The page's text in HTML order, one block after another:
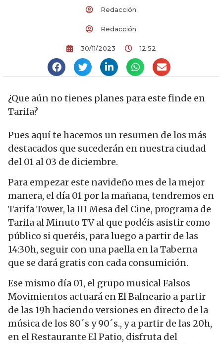
Redacción
Redacción
30/11/2023 12:52
¿Que aún no tienes planes para este finde en
Tarifa?
Pues aquí te hacemos un resumen de los más
destacados que sucederán en nuestra ciudad
del 01 al 03 de diciembre.
Para empezar este navideño mes de la mejor
manera, el día 01 por la mañana, tendremos en
Tarifa Tower, la III Mesa del Cine, programa de
Tarifa al Minuto TV al que podéis asistir como
público si queréis, para luego a partir de las
14:30h, seguir con una paella en la Taberna
que se dará gratis con cada consumición.
Ese mismo día 01, el grupo musical Falsos
Movimientos actuará en El Balneario a partir
de las 19h haciendo versiones en directo de la
música de los 80´s y 90´s., y a partir de las 20h,
en el Restaurante El Patio, disfruta del